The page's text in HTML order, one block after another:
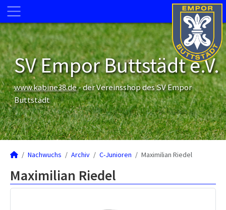
SV Empor Buttstädt e.V.
www.kabine38.de- der Vereinsshop des SV Empor
Buttstädt
Nachwuchs Archiv C-Junioren Maximilian Riedel
Maximilian Riedel